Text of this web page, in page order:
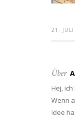
21.
Über
Hej,
Wenn
Idee